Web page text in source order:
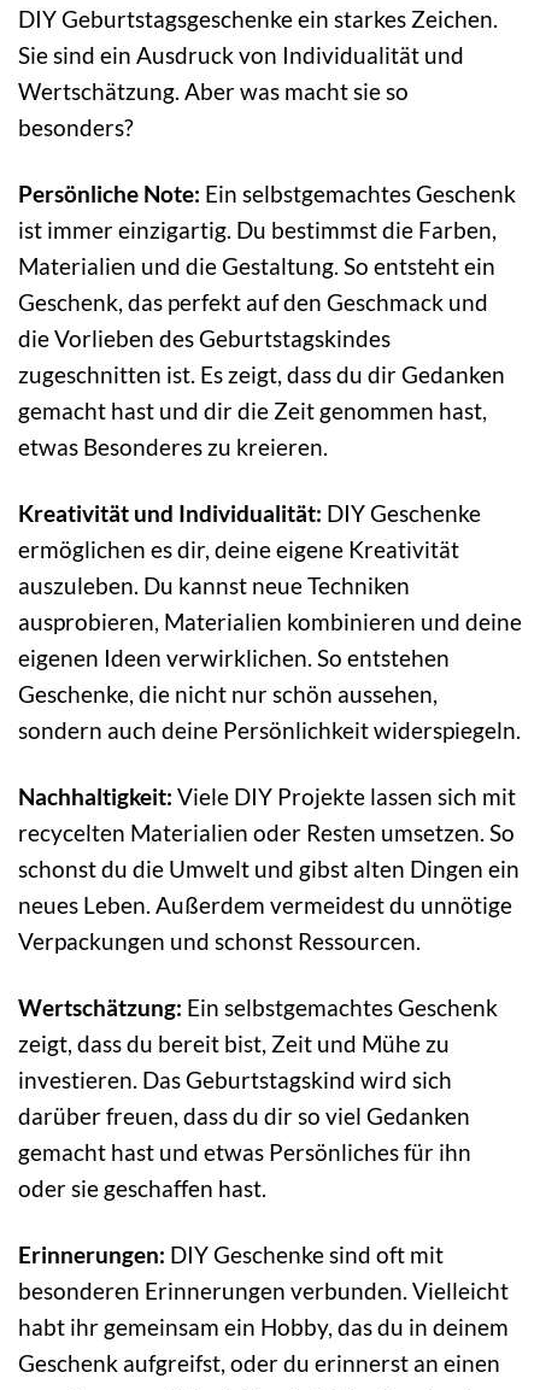
DIY Geburtstagsgeschenke ein starkes Zeichen.
Sie sind ein Ausdruck von Individualität und
Wertschätzung. Aber was macht sie so
besonders?
Persönliche Note: Ein selbstgemachtes Geschenk
ist immer einzigartig. Du bestimmst die Farben,
Materialien und die Gestaltung. So entsteht ein
Geschenk, das perfekt auf den Geschmack und
die Vorlieben des Geburtstagskindes
zugeschnitten ist. Es zeigt, dass du dir Gedanken
gemacht hast und dir die Zeit genommen hast,
etwas Besonderes zu kreieren.
Kreativität und Individualität: DIY Geschenke
ermöglichen es dir, deine eigene Kreativität
auszuleben. Du kannst neue Techniken
ausprobieren, Materialien kombinieren und deine
eigenen Ideen verwirklichen. So entstehen
Geschenke, die nicht nur schön aussehen,
sondern auch deine Persönlichkeit widerspiegeln.
Nachhaltigkeit: Viele DIY Projekte lassen sich mit
recycelten Materialien oder Resten umsetzen. So
schonst du die Umwelt und gibst alten Dingen ein
neues Leben. Außerdem vermeidest du unnötige
Verpackungen und schonst Ressourcen.
Wertschätzung: Ein selbstgemachtes Geschenk
zeigt, dass du bereit bist, Zeit und Mühe zu
investieren. Das Geburtstagskind wird sich
darüber freuen, dass du dir so viel Gedanken
gemacht hast und etwas Persönliches für ihn
oder sie geschaffen hast.
Erinnerungen: DIY Geschenke sind oft mit
besonderen Erinnerungen verbunden. Vielleicht
habt ihr gemeinsam ein Hobby, das du in deinem
Geschenk aufgreifst, oder du erinnerst an einen